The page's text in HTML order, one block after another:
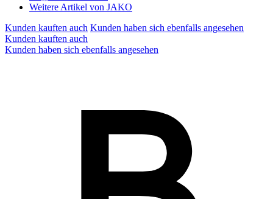
Weitere Artikel von JAKO
Kunden kauften auch Kunden haben sich ebenfalls angesehen
Kunden kauften auch
Kunden haben sich ebenfalls angesehen